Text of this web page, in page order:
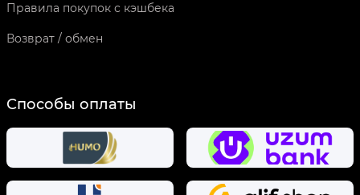
Правила покупок с кэшбека
Возврат / обмен
Способы оплаты